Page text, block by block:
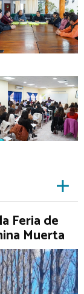
Feria de
Muerta